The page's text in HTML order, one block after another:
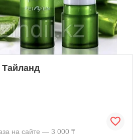
на сайте — 3 000 ₸